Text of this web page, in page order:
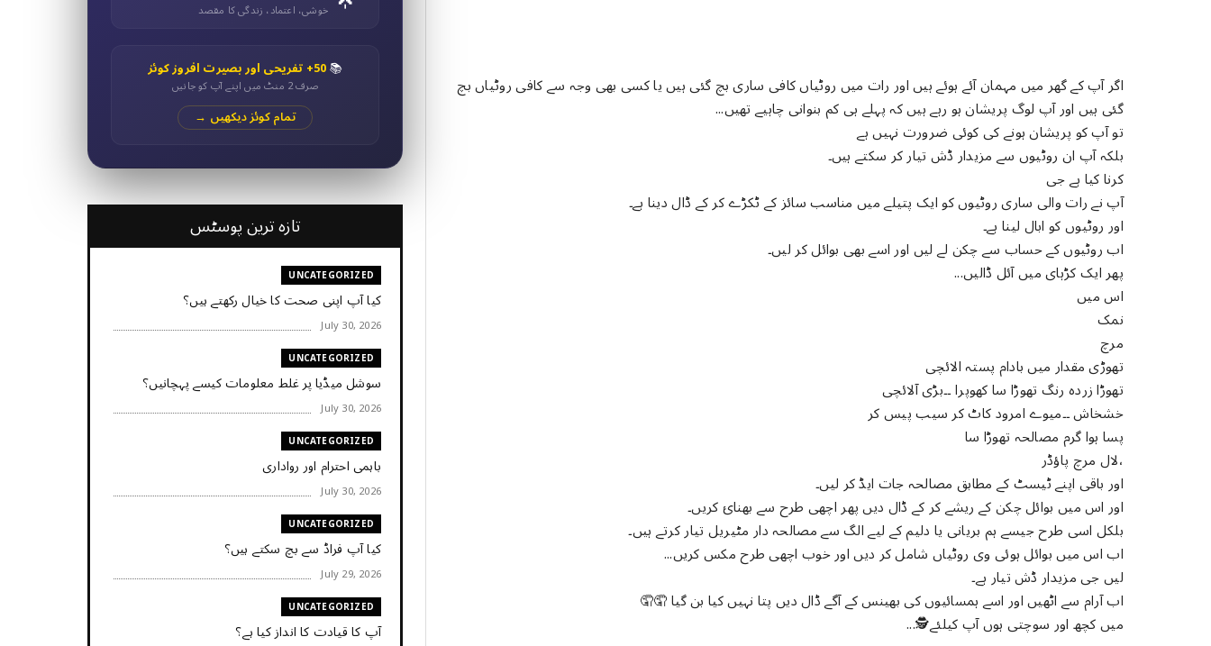
اگر آپ کے گھر میں مہمان آئے ہوئے ہیں اور رات میں روٹیاں کافی ساری بچ گئی ہیں یا کسی بھی وجہ سے کافی روٹیاں بچ
گئی ہیں اور آپ لوگ پریشان ہو رہے ہیں کہ پہلے ہی کم بنوانی چاہیے تھیں...
تو آپ کو پریشان ہونے کی کوئی ضرورت نہیں ہے
بلکہ آپ ان روٹیوں سے مزیدار ڈش تیار کر سکتے ہیں۔
کرنا کیا ہے جی
آپ نے رات والی ساری روٹیوں کو ایک پتیلے میں مناسب سائز کے ٹکڑے کر کے ڈال دینا ہے۔
اور روٹیوں کو ابال لینا ہے۔
اب روٹیوں کے حساب سے چکن لے لیں اور اسے بھی بوائل کر لیں۔
پھر ایک کڑہای میں آئل ڈالیں...
اس میں
نمک
مرچ
تھوڑی مقدار میں بادام پستہ الائچی
تھوڑا زردہ رنگ تھوڑا سا کھوپرا ۔۔بڑی آلائچی
خشخاش ۔۔میوے امرود کاٹ کر سیب پیس کر
پسا ہوا گرم مصالحہ تھوڑا سا
،لال مرچ پاؤڈر
اور باقی اپنے ٹیسٹ کے مطابق مصالحہ جات ایڈ کر لیں۔
اور اس میں بوائل چکن کے ریشے کر کے ڈال دیں پھر اچھی طرح سے بھنائ کریں۔
بلکل اسی طرح جیسے ہم بریانی یا دلیم کے لیے الگ سے مصالحہ دار مٹیریل تیار کرتے ہیں۔
اب اس میں بوائل ہوئی وی روٹیاں شامل کر دیں اور خوب اچھی طرح مکس کریں...
لیں جی مزیدار ڈش تیار ہے۔
اب آرام سے اٹھیں اور اسے ہمسائیوں کی بھینس کے آگے ڈال دیں پتا نہیں کیا بن گیا 🤦🤦
میں کچھ اور سوچتی ہوں آپ کیلئے⁦...⁦🕵️⁩
خوشی، اعتماد، زندگی کا مقصد
📚50+ تفریحی اور بصیرت افروز کوئز
صرف 2 منٹ میں اپنے آپ کو جانیں
تمام کوئز دیکھیں →
تازہ ترین پوسٹس
UNCATEGORIZED
کیا آپ اپنی صحت کا خیال رکھتے ہیں؟
July 30, 2026
UNCATEGORIZED
سوشل میڈیا پر غلط معلومات کیسے پہچانیں؟
July 30, 2026
UNCATEGORIZED
باہمی احترام اور رواداری
July 30, 2026
UNCATEGORIZED
کیا آپ فراڈ سے بچ سکتے ہیں؟
July 29, 2026
UNCATEGORIZED
آپ کا قیادت کا انداز کیا ہے؟